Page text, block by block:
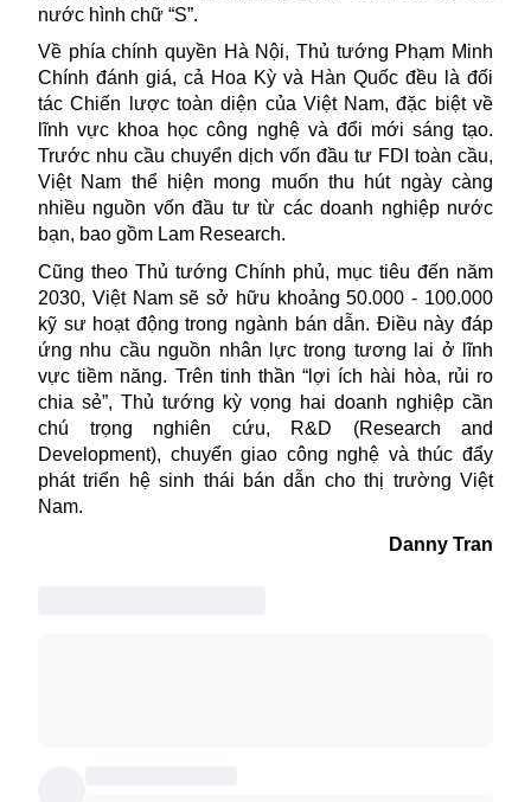
nước hình chữ “S”.
Về phía chính quyền Hà Nội, Thủ tướng Phạm Minh
Chính đánh giá, cả Hoa Kỳ và Hàn Quốc đều là đối
tác Chiến lược toàn diện của Việt Nam, đặc biệt về
lĩnh vực khoa học công nghệ và đổi mới sáng tạo.
Trước nhu cầu chuyển dịch vốn đầu tư FDI toàn cầu,
Việt Nam thể hiện mong muốn thu hút ngày càng
nhiều nguồn vốn đầu tư từ các doanh nghiệp nước
bạn, bao gồm Lam Research.
Cũng theo Thủ tướng Chính phủ, mục tiêu đến năm
2030, Việt Nam sẽ sở hữu khoảng 50.000 - 100.000
kỹ sư hoạt động trong ngành bán dẫn. Điều này đáp
ứng nhu cầu nguồn nhân lực trong tương lai ở lĩnh
vực tiềm năng. Trên tinh thần “lợi ích hài hòa, rủi ro
chia sẻ”, Thủ tướng kỳ vọng hai doanh nghiệp cần
chú trọng nghiên cứu, R&D (Research and
Development), chuyển giao công nghệ và thúc đẩy
phát triển hệ sinh thái bán dẫn cho thị trường Việt
Nam.
Danny Tran